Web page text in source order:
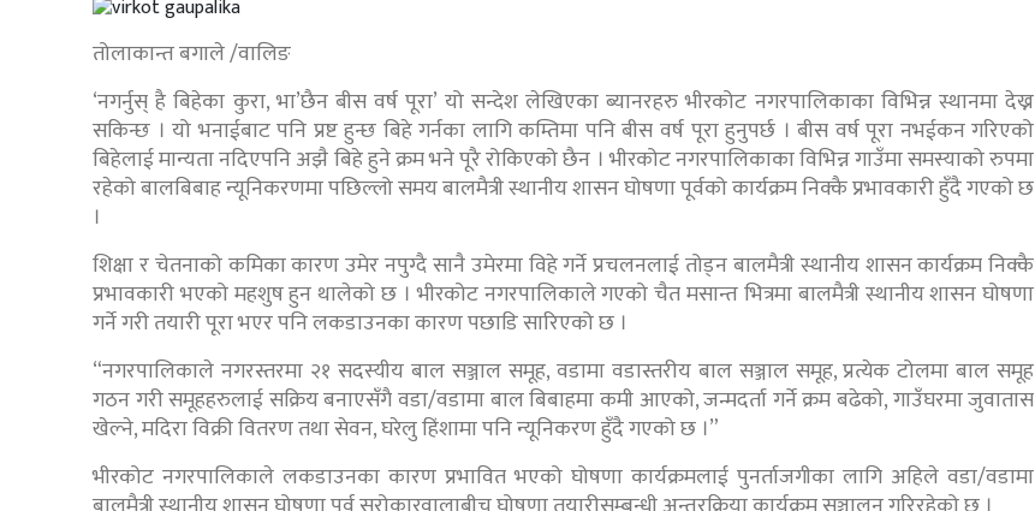
तोलाकान्त बगाले /वालिङ
‘नगर्नुस् है बिहेका कुरा, भा’छैन बीस वर्ष पूरा’ यो सन्देश लेखिएका ब्यानरहरु भीरकोट नगरपालिकाका विभिन्न स्थानमा देख्न
सकिन्छ । यो भनाईबाट पनि प्रष्ट हुन्छ बिहे गर्नका लागि कम्तिमा पनि बीस वर्ष पूरा हुनुपर्छ । बीस वर्ष पूरा नभईकन गरिएको
बिहेलाई मान्यता नदिएपनि अझै बिहे हुने क्रम भने पूरै रोकिएको छैन । भीरकोट नगरपालिकाका विभिन्न गाउँमा समस्याको रुपमा
रहेको बालबिबाह न्यूनिकरणमा पछिल्लो समय बालमैत्री स्थानीय शासन घोषणा पूर्वको कार्यक्रम निक्कै प्रभावकारी हुँदै गएको छ
।
शिक्षा र चेतनाको कमिका कारण उमेर नपुग्दै सानै उमेरमा विहे गर्ने प्रचलनलाई तोड्न बालमैत्री स्थानीय शासन कार्यक्रम निक्कै
प्रभावकारी भएको महशुष हुन थालेको छ । भीरकोट नगरपालिकाले गएको चैत मसान्त भित्रमा बालमैत्री स्थानीय शासन घोषणा
गर्ने गरी तयारी पूरा भएर पनि लकडाउनका कारण पछाडि सारिएको छ ।
“नगरपालिकाले नगरस्तरमा २१ सदस्यीय बाल सञ्जाल समूह, वडामा वडास्तरीय बाल सञ्जाल समूह, प्रत्येक टोलमा बाल समूह
गठन गरी समूहहरुलाई सक्रिय बनाएसँगै वडा/वडामा बाल बिबाहमा कमी आएको, जन्मदर्ता गर्ने क्रम बढेको, गाउँघरमा जुवातास
खेल्ने, मदिरा विक्री वितरण तथा सेवन, घरेलु हिंशामा पनि न्यूनिकरण हुँदै गएको छ ।”
भीरकोट नगरपालिकाले लकडाउनका कारण प्रभावित भएको घोषणा कार्यक्रमलाई पुनर्ताजगीका लागि अहिले वडा/वडामा